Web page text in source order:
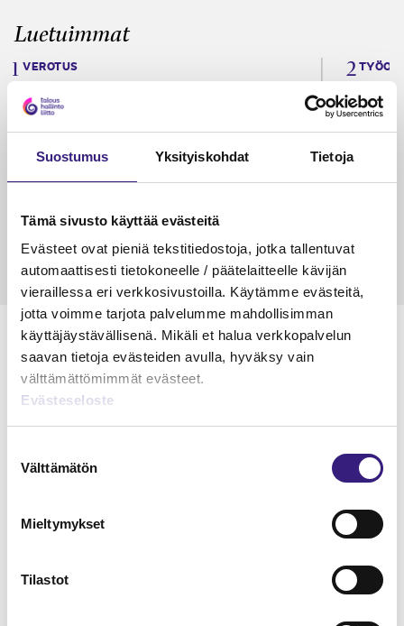
Suostumus Yksityiskohdat Tietoja
Tämä sivusto käyttää evästeitä
Evästeet ovat pieniä tekstitiedostoja, jotka tallentuvat
automaattisesti tietokoneelle / päätelaitteelle kävijän
vieraillessa eri verkkosivustoilla. Käytämme evästeitä,
jotta voimme tarjota palvelumme mahdollisimman
käyttäjäystävällisenä. Mikäli et halua verkkopalvelun
saavan tietoja evästeiden avulla, hyväksy vain
välttämättömimmät evästeet.
Evästeseloste
valinta
Välttämätön
Mieltymykset
Tilastot
Luetuimmat
VEROTUS
Kulu­veloitukset arvon­lisä­
verotuksessa – omien kulujen
veloitus ja läpi­laskutus
näytenumero